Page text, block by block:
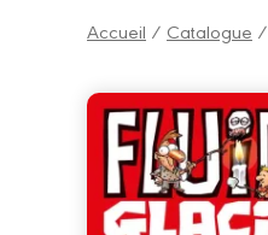
Accueil / Catalogue /